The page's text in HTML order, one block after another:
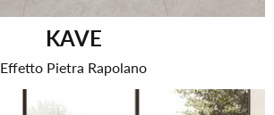
KAVE
Effetto Pietra Rapolano